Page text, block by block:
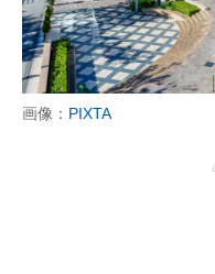
画像： PIXTA